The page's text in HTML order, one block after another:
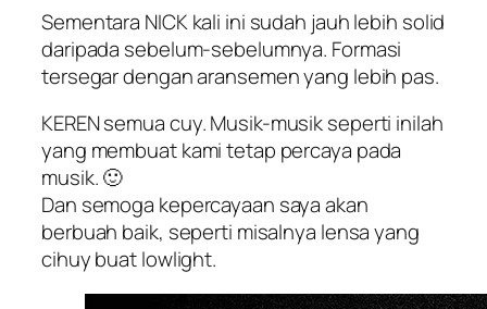
Sementara NICK kali ini sudah jauh lebih solid
daripada sebelum-sebelumnya. Formasi
tersegar dengan aransemen yang lebih pas.
KEREN semua cuy. Musik-musik seperti inilah
yang membuat kami tetap percaya pada
musik. 🙂
Dan semoga kepercayaan saya akan
berbuah baik, seperti misalnya lensa yang
cihuy buat lowlight.